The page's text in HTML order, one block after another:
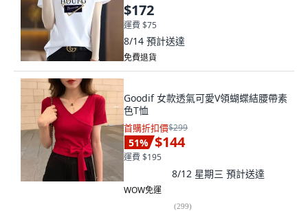
$172
運費 $75
8/14 預計送達
免費退貨
Goodif 女款透氣可愛V領蝴蝶結腰帶素
色T恤
首購折扣價$299
51% $144
運費 $195
8/12 星期三 預計送達
WOW免運
(299)